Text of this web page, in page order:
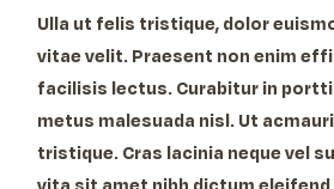
Ulla ut felis tristique, dolor
vitae velit. Praesent non enim
facilisis lectus. Curabitur in
metus malesuada nisl. Ut
tristique. Cras lacinia neque vel